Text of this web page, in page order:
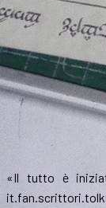
«Il tutto è